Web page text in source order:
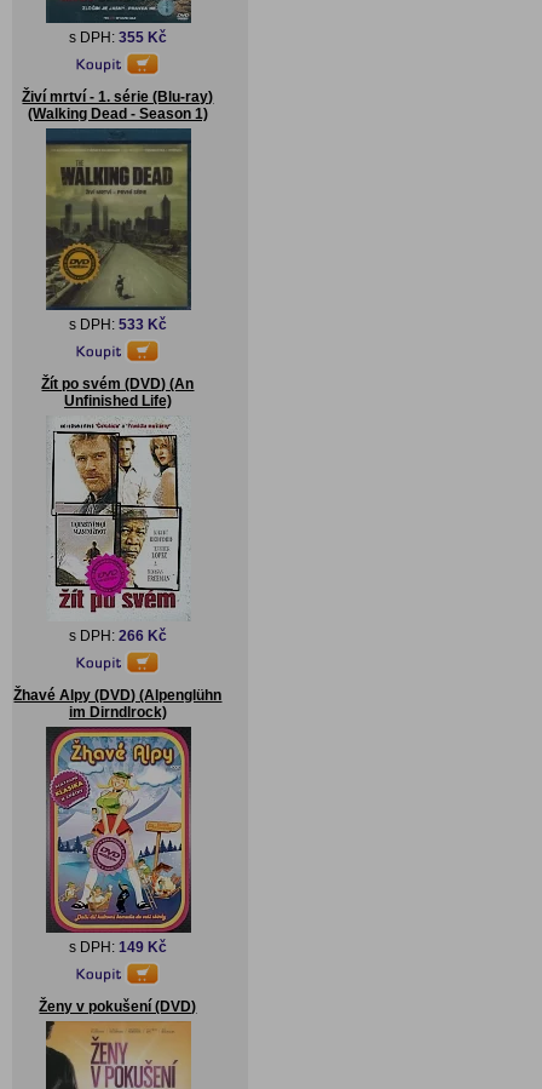
s DPH: 355 Kč
Živí mrtví - 1. série (Blu-ray)
(Walking Dead - Season 1)
s DPH: 533 Kč
Žít po svém (DVD) (An
Unfinished Life)
s DPH: 266 Kč
Žhavé Alpy (DVD) (Alpenglühn
im Dirndlrock)
s DPH: 149 Kč
Ženy v pokušení (DVD)